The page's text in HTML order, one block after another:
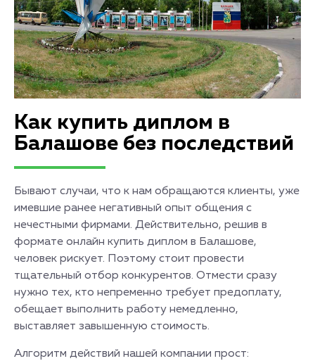
Как купить диплом в
Балашове без последствий
Бывают случаи, что к нам обращаются клиенты, уже
имевшие ранее негативный опыт общения с
нечестными фирмами. Действительно, решив в
формате онлайн купить диплом в Балашове,
человек рискует. Поэтому стоит провести
тщательный отбор конкурентов. Отмести сразу
нужно тех, кто непременно требует предоплату,
обещает выполнить работу немедленно,
выставляет завышенную стоимость.
Алгоритм действий нашей компании прост: